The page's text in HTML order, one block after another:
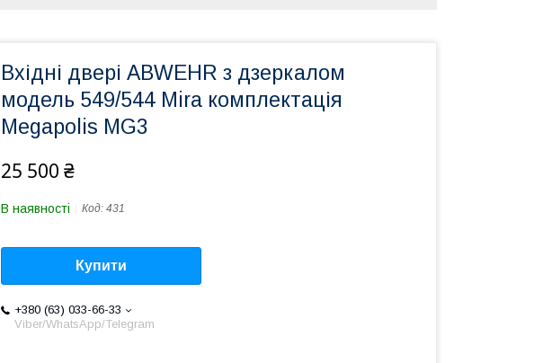
Вхідні двері ABWEHR з дзеркалом
модель 549/544 Mira комплектація
Megapolis MG3
25 500 ₴
В наявності Код: 431
Купити
+380 (63) 033-66-33
Viber/WhatsApp/Telegram